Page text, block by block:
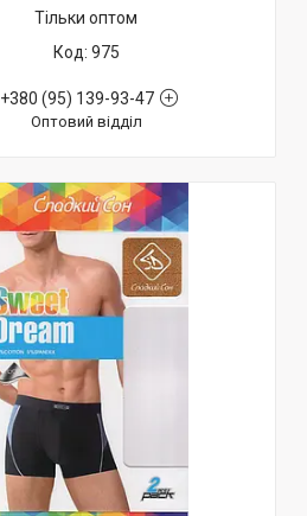
Тільки оптом
975
+380 (95) 139-93-47
Оптовий відділ